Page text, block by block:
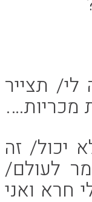
תצייר
מכריות….
יכול/ זה
לעולם/
חרא ואני